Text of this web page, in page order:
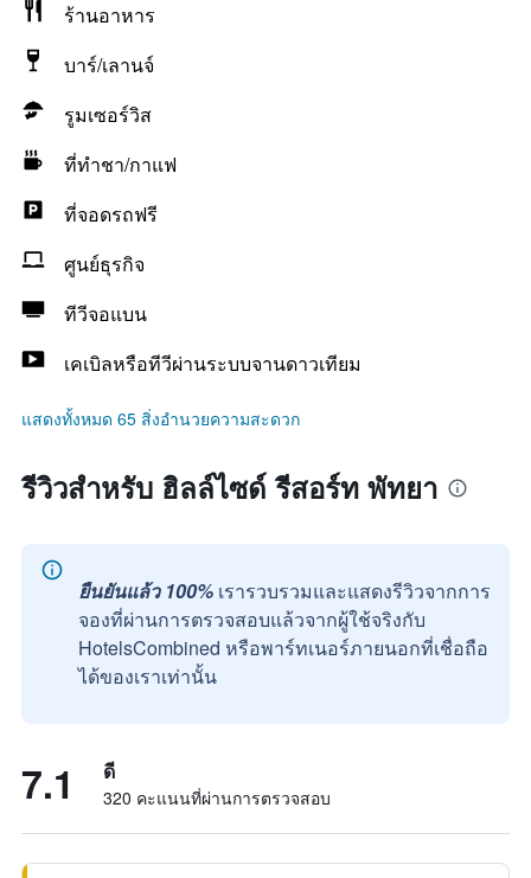
ร้านอาหาร
บาร์/เลานจ์
รูมเซอร์วิส
ที่ทำชา/กาแฟ
ที่จอดรถฟรี
ศูนย์ธุรกิจ
ทีวีจอแบน
เคเบิลหรือทีวีผ่านระบบจานดาวเทียม
แสดงทั้งหมด 65 สิ่งอำนวยความสะดวก
รีวิวสำหรับ ฮิลล์ไซด์ รีสอร์ท พัทยา
ยืนยันแล้ว 100% เรารวบรวมและแสดงรีวิวจากการ
จองที่ผ่านการตรวจสอบแล้วจากผู้ใช้จริงกับ
HotelsCombined หรือพาร์ทเนอร์ภายนอกที่เชื่อถือ
ได้ของเราเท่านั้น
7.1 ดี
320 คะแนนที่ผ่านการตรวจสอบ